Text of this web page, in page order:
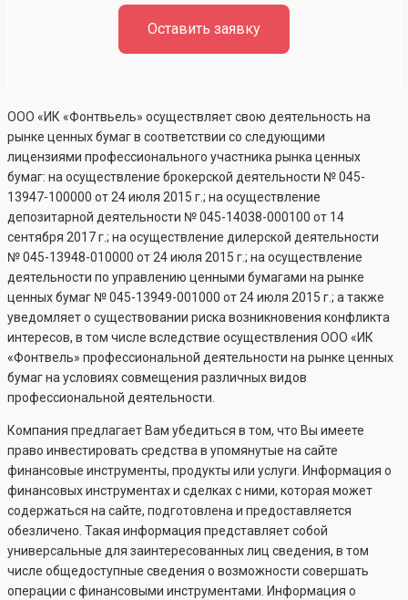
Оставить заявку
ООО «ИК «Фонтвьель» осуществляет свою деятельность на
рынке ценных бумаг в соответствии со следующими
лицензиями профессионального участника рынка ценных
бумаг: на осуществление брокерской деятельности №045-
13947-100000 от 24 июля 2015 г.; на осуществление
депозитарной деятельности №045-14038-000100 от 14
сентября 2017 г.; на осуществление дилерской деятельности
№045-13948-010000 от 24 июля 2015 г.; на осуществление
деятельности по управлению ценными бумагами на рынке
ценных бумаг №045-13949-001000 от 24 июля 2015 г.; а также
уведомляет о существовании риска возникновения конфликта
интересов, в том числе вследствие осуществления ООО «ИК
«Фонтвель» профессиональной деятельности на рынке ценных
бумаг на условиях совмещения различных видов
профессиональной деятельности.
Компания предлагает Вам убедиться в том, что Вы имеете
право инвестировать средства в упомянутые на сайте
финансовые инструменты, продукты или услуги. Информация о
финансовых инструментах и сделках с ними, которая может
содержаться на сайте, подготовлена и предоставляется
обезличено. Такая информация представляет собой
универсальные для заинтересованных лиц сведения, в том
числе общедоступные сведения о возможности совершать
операции с финансовыми инструментами. Информация о